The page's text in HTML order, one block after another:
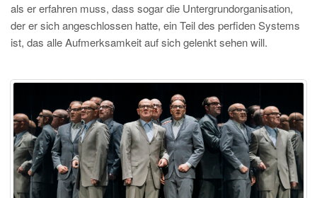
als er erfahren muss, dass sogar die Untergrundorganisation,
der er sich angeschlossen hatte, ein Teil des perfiden Systems
ist, das alle Aufmerksamkeit auf sich gelenkt sehen will.